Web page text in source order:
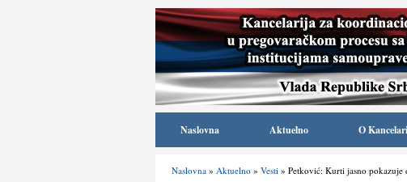
Naslovna Aktuelno O
Naslovna » Aktuelno » Vesti » Petković: Kurti jasno